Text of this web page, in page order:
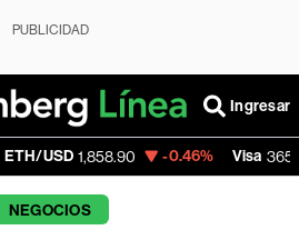
PUBLICIDAD
Ingresar
1,858.90 -0.46% Visa 365.67 -
NEGOCIOS